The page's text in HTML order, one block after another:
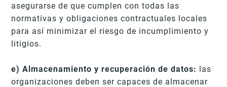
asegurarse de que cumplen con todas las
normativas y obligaciones contractuales locales
para así minimizar el riesgo de incumplimiento y
litigios.
e) Almacenamiento y recuperación de datos: las
organizaciones deben ser capaces de almacenar